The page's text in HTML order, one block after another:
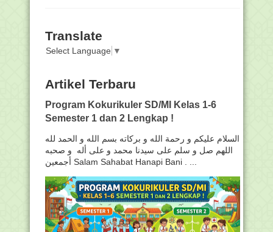
Translate
Select Language ▼
Artikel Terbaru
Program Kokurikuler SD/MI Kelas 1-6
Semester 1 dan 2 Lengkap !
السلام عليكم و رحمة الله و بركاته بسم الله و الحمد لله
اللهم صل و سلم على سيدنا محمد و على أله و صحبه
أجمعين Salam Sahabat Hanapi Bani . ...